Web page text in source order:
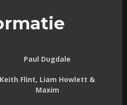
Paul Dugdale
Keith Flint, Liam Howlett &
Maxim